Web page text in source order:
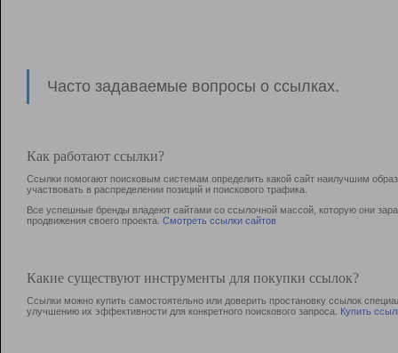
Часто задаваемые вопросы о ссылках.
Как работают ссылки?
Ссылки помогают поисковым системам определить какой сайт наилучшим
участвовать в раcпределении позиций и поискового трафика.
Все успешные бренды владеют сайтами со ссылочной массой, которую они
продвижения своего проекта. Смотреть ссылки сайтов
Какие существуют инструменты для покупки ссылок?
Ссылки можно купить самостоятельно или доверить простановку ссылок
улучшению их эффективности для конкретного поискового запроса. Купить